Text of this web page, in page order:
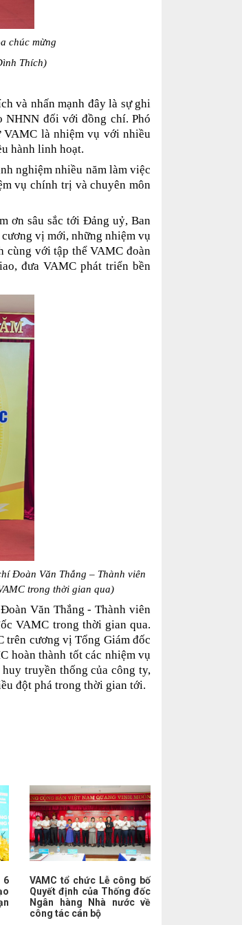
chúc mừng
Thích)
và nhấn mạnh đây là sự ghi
NHNN đối với đồng chí. Phó
VAMC là nhiệm vụ với nhiều
hành linh hoạt.
nghiệm nhiều năm làm việc
vụ chính trị và chuyên môn
ơn sâu sắc tới Đảng uỷ, Ban
vị mới, những nhiệm vụ
cùng với tập thể VAMC đoàn
đưa VAMC phát triển bền
Đoàn Văn Thắng – Thành viên
trong thời gian qua)
Văn Thắng - Thành viên
VAMC trong thời gian qua.
trên cương vị Tổng Giám đốc
hoàn thành tốt các nhiệm vụ
truyền thống của công ty,
đột phá trong thời gian tới.
6
VAMC tổ chức Lễ công bố
Quyết định của Thống đốc
Ngân hàng Nhà nước về
công tác cán bộ